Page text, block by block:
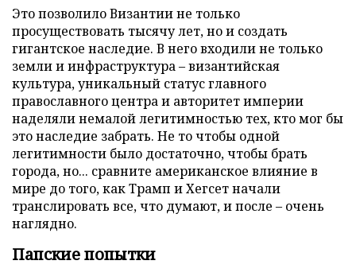
Это позволило Византии не только
просуществовать тысячу лет, но и создать
гигантское наследие. В него входили не только
земли и инфраструктура – византийская
культура, уникальный статус главного
православного центра и авторитет империи
наделяли немалой легитимностью тех, кто мог бы
это наследие забрать. Не то чтобы одной
легитимности было достаточно, чтобы брать
города, но... сравните американское влияние в
мире до того, как Трамп и Хегсет начали
транслировать все, что думают, и после – очень
наглядно.
Папские попытки